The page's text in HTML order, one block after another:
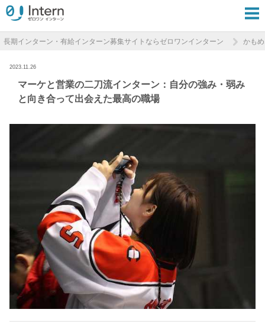
長期インターン・有給インターン募集サイトならゼロワンインターン かも
2023.11.26
マーケと営業の二刀流インターン：自分の強み・弱み
と向き合って出会えた最高の職場